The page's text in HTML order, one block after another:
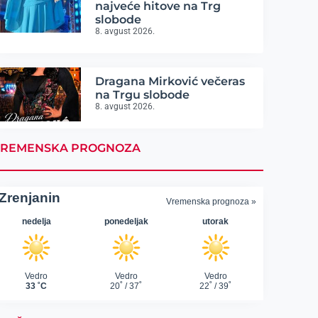
najveće hitove na Trg
slobode
8. avgust 2026.
Dragana Mirković večeras
na Trgu slobode
8. avgust 2026.
PROGNOZA